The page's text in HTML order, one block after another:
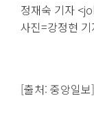
정재숙 기자
사진=강정현
[출처: 중앙일보]